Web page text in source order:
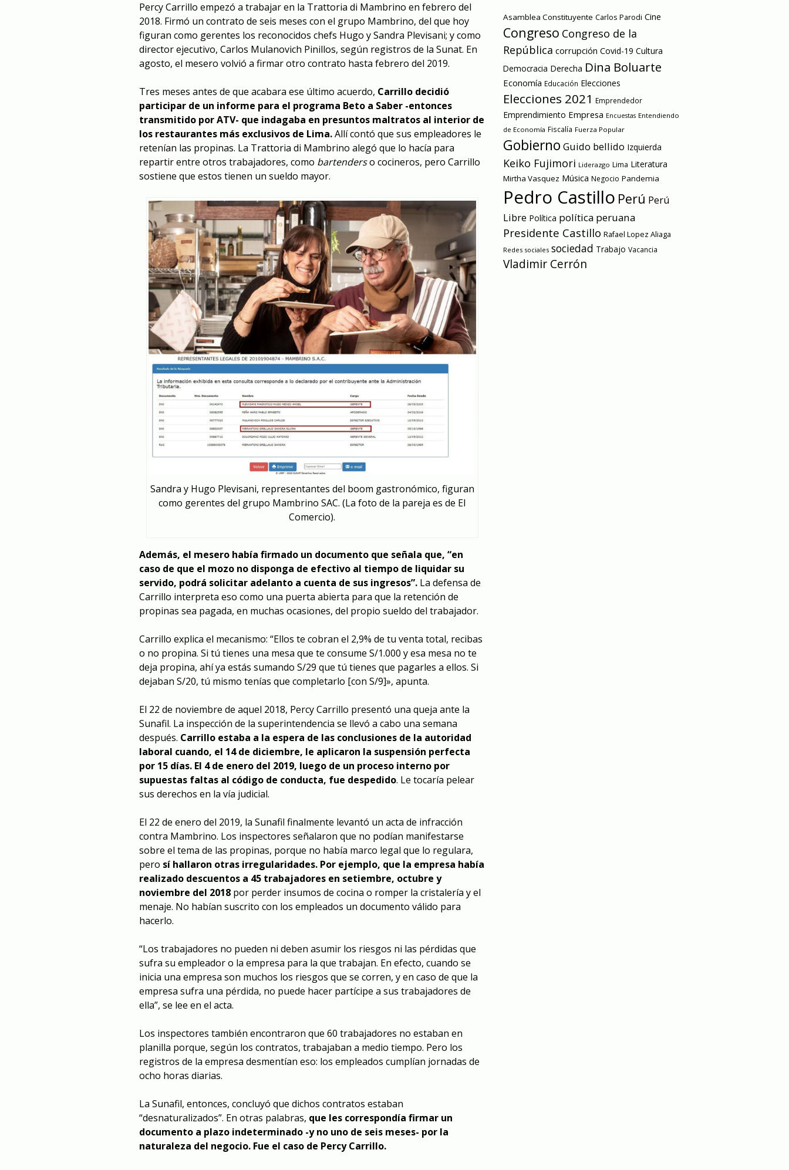
Percy Carrillo empezó a trabajar en la Trattoria di Mambrino en febrero del
2018. Firmó un contrato de seis meses con el grupo Mambrino, del que hoy
figuran como gerentes los reconocidos chefs Hugo y Sandra Plevisani; y como
director ejecutivo, Carlos Mulanovich Pinillos, según registros de la Sunat. En
agosto, el mesero volvió a firmar otro contrato hasta febrero del 2019.
Tres meses antes de que acabara ese último acuerdo, Carrillo decidió
participar de un informe para el programa Beto a Saber -entonces
transmitido por ATV- que indagaba en presuntos maltratos al interior de
los restaurantes más exclusivos de Lima.Allí contó que sus empleadores le
retenían las propinas. La Trattoria di Mambrino alegó que lo hacía para
repartir entre otros trabajadores, como bartenderso cocineros, pero Carrillo
sostiene que estos tienen un sueldo mayor.
Sandra y Hugo Plevisani, representantes del boom gastronómico, figuran
como gerentes del grupo Mambrino SAC. (La foto de la pareja es de El
Comercio).
Además, el mesero había firmado un documento que señala que, “en
caso de que el mozo no disponga de efectivo al tiempo de liquidar su
servido, podrá solicitar adelanto a cuenta de sus ingresos”. La defensa de
Carrillo interpreta eso como una puerta abierta para que la retención de
propinas sea pagada, en muchas ocasiones, del propio sueldo del trabajador.
Carrillo explica el mecanismo: “Ellos te cobran el 2,9% de tu venta total, recibas
o no propina. Si tú tienes una mesa que te consume S/1.000 y esa mesa no te
deja propina, ahí ya estás sumando S/29 que tú tienes que pagarles a ellos. Si
dejaban S/20, tú mismo tenías que completarlo [con S/9]», apunta.
El 22 de noviembre de aquel 2018, Percy Carrillo presentó una queja ante la
Sunafil. La inspección de la superintendencia se llevó a cabo una semana
después. Carrillo estaba a la espera de las conclusiones de la autoridad
laboral cuando, el 14 de diciembre, le aplicaron la suspensión perfecta
por 15 días. El 4 de enero del 2019, luego de un proceso interno por
supuestas faltas al código de conducta, fue despedido. Le tocaría pelear
sus derechos en la vía judicial.
El 22 de enero del 2019, la Sunafil finalmente levantó un acta de infracción
contra Mambrino. Los inspectores señalaron que no podían manifestarse
sobre el tema de las propinas, porque no había marco legal que lo regulara,
pero sí hallaron otras irregularidades. Por ejemplo, que la empresa había
realizado descuentos a 45 trabajadores en setiembre, octubre y
noviembre del 2018 por perder insumos de cocina o romper la cristalería y el
menaje. No habían suscrito con los empleados un documento válido para
hacerlo.
“Los trabajadores no pueden ni deben asumir los riesgos ni las pérdidas que
sufra su empleador o la empresa para la que trabajan. En efecto, cuando se
inicia una empresa son muchos los riesgos que se corren, y en caso de que la
empresa sufra una pérdida, no puede hacer partícipe a sus trabajadores de
ella”, se lee en el acta.
Los inspectores también encontraron que 60 trabajadores no estaban en
planilla porque, según los contratos, trabajaban a medio tiempo. Pero los
registros de la empresa desmentían eso: los empleados cumplían jornadas de
ocho horas diarias.
La Sunafil, entonces, concluyó que dichos contratos estaban
“desnaturalizados”. En otras palabras, que les correspondía firmar un
documento a plazo indeterminado -y no uno de seis meses- por la
naturaleza del negocio. Fue el caso de Percy Carrillo.
Asamblea Constituyente Carlos Parodi Cine
Congreso Congreso de la
República corrupción Covid-19 Cultura
Democracia Derecha Dina Boluarte
Economía Educación Elecciones
Elecciones 2021 Emprendedor
Emprendimiento Empresa Encuestas Entendiendo
de Economía Fiscalía Fuerza Popular
Gobierno Guido bellido Izquierda
Keiko Fujimori Liderazgo Lima Literatura
Mirtha Vasquez Música Negocio Pandemia
Pedro Castillo Perú Perú
Libre Política política peruana
Presidente Castillo Rafael Lopez Aliaga
Redes sociales sociedad Trabajo Vacancia
Vladimir Cerrón